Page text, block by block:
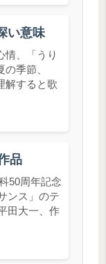
い意味
情、「うり
季節、
解すると歌
品
50周年記念
ンス」のテ
田大一、作